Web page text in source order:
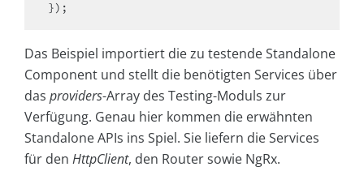
Das Beispiel importiert die zu testende Standalone
Component und stellt die benötigten Services über
das providers-Array des Testing-Moduls zur
Verfügung. Genau hier kommen die erwähnten
Standalone APIs ins Spiel. Sie liefern die Services
für den HttpClient, den Router sowie NgRx.